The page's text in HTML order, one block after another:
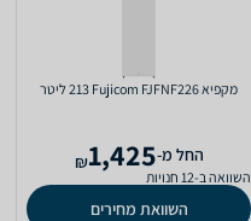
מקפיא Fujicom FJFNF226 ‏213 ‏ליטר
‫החל מ-1,425
₪
השוואה ב-12 חנויות
השוואת מחירים